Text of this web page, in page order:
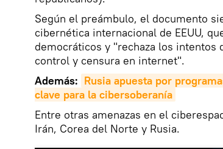
Según el preámbulo, el documento
cibernética internacional de EEUU,
democráticos y "rechaza los intentos
control y censura en internet".
Además: Rusia apuesta por
clave para la cibersoberanía
Entre otras amenazas en el
Irán, Corea del Norte y Rusia.